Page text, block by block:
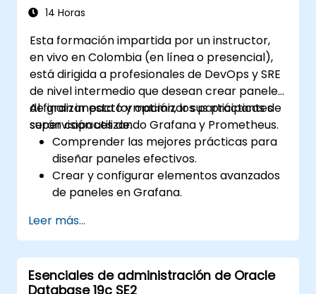
14 Horas
Esta formación impartida por un instructor,
en vivo en Colombia (en línea o presencial),
está dirigida a profesionales de DevOps y SRE
de nivel intermedio que desean crear paneles
de gran impacto y optimizar sus prácticas de
supervisión utilizando Grafana y Prometheus.
Al finalizar esta formación, los participantes
serán capaces de:
Comprender las mejores prácticas para
diseñar paneles efectivos.
Crear y configurar elementos avanzados
de paneles en Grafana.
para crear paneles dinámicos y
reutilizables.
Implementar mecanismos de alertas
para mejorar la conciencia operativa.
Leer más...
Esenciales de administración de Oracle
Database 19c SE2